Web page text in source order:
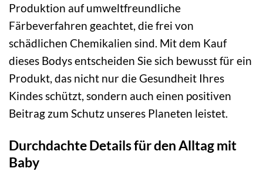
Produktion auf umweltfreundliche
Färbeverfahren geachtet, die frei von
schädlichen Chemikalien sind. Mit dem Kauf
dieses Bodys entscheiden Sie sich bewusst für ein
Produkt, das nicht nur die Gesundheit Ihres
Kindes schützt, sondern auch einen positiven
Beitrag zum Schutz unseres Planeten leistet.
Durchdachte Details für den Alltag mit
Baby